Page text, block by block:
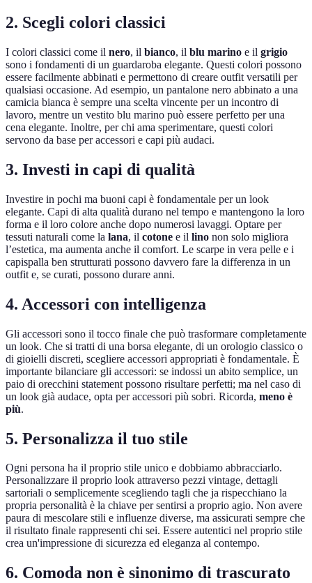
2. Scegli colori classici
I colori classici come il nero, il bianco, il blu marino e il grigio
sono i fondamenti di un guardaroba elegante. Questi colori possono
essere facilmente abbinati e permettono di creare outfit versatili per
qualsiasi occasione. Ad esempio, un pantalone nero abbinato a una
camicia bianca è sempre una scelta vincente per un incontro di
lavoro, mentre un vestito blu marino può essere perfetto per una
cena elegante. Inoltre, per chi ama sperimentare, questi colori
servono da base per accessori e capi più audaci.
3. Investi in capi di qualità
Investire in pochi ma buoni capi è fondamentale per un look
elegante. Capi di alta qualità durano nel tempo e mantengono la loro
forma e il loro colore anche dopo numerosi lavaggi. Optare per
tessuti naturali come la lana, il cotone e il lino non solo migliora
l’estetica, ma aumenta anche il comfort. Le scarpe in vera pelle e i
capispalla ben strutturati possono davvero fare la differenza in un
outfit e, se curati, possono durare anni.
4. Accessori con intelligenza
Gli accessori sono il tocco finale che può trasformare completamente
un look. Che si tratti di una borsa elegante, di un orologio classico o
di gioielli discreti, scegliere accessori appropriati è fondamentale. È
importante bilanciare gli accessori: se indossi un abito semplice, un
paio di orecchini statement possono risultare perfetti; ma nel caso di
un look già audace, opta per accessori più sobri. Ricorda, meno è
più.
5. Personalizza il tuo stile
Ogni persona ha il proprio stile unico e dobbiamo abbracciarlo.
Personalizzare il proprio look attraverso pezzi vintage, dettagli
sartoriali o semplicemente scegliendo tagli che ja rispecchiano la
propria personalità è la chiave per sentirsi a proprio agio. Non avere
paura di mescolare stili e influenze diverse, ma assicurati sempre che
il risultato finale rappresenti chi sei. Essere autentici nel proprio stile
crea un'impressione di sicurezza ed eleganza al contempo.
6. Comoda non è sinonimo di trascurato